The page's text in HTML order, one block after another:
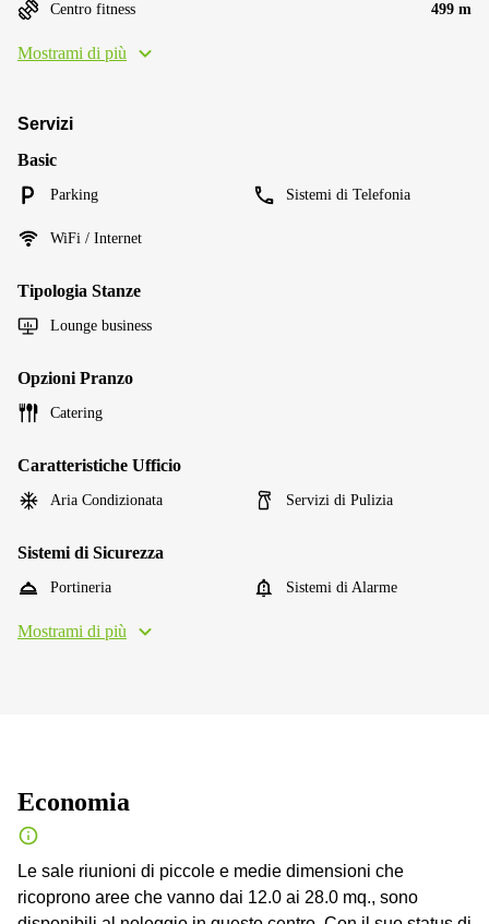
Centro fitness 499 m
Mostrami di più
Servizi
Basic
Parking Sistemi di Telefonia
WiFi / Internet
Tipologia Stanze
Lounge business
Opzioni Pranzo
Catering
Caratteristiche Ufficio
Aria Condizionata Servizi di Pulizia
Sistemi di Sicurezza
Portineria Sistemi di Alarme
Mostrami di più
Economia
Le sale riunioni di piccole e medie dimensioni che
ricoprono aree che vanno dai 12.0 ai 28.0 mq., sono